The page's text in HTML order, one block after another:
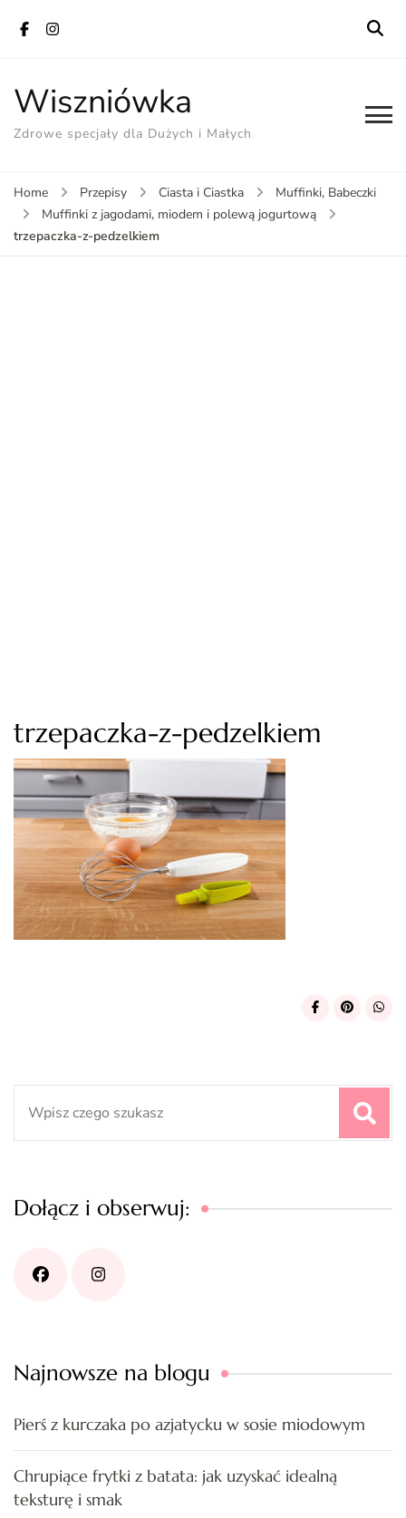
Wiszniówka
Zdrowe specjały dla Dużych i Małych
Home Przepisy Ciasta i Ciastka
Muffinki, Babeczki
Muffinki z jagodami, miodem i polewą jogurtową
trzepaczka-z-pedzelkiem
trzepaczka-z-pedzelkiem
Dołącz i obserwuj:
Najnowsze na blogu
Pierś z kurczaka po azjatycku w sosie miodowym
Chrupiące frytki z batata: jak uzyskać idealną
teksturę i smak